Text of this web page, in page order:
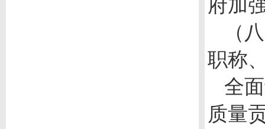
府加
（
职称
全
质量